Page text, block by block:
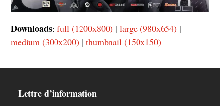
Downloads:full (1200x800) |large (980x654) |
medium (300x200) |thumbnail (150x150)
Lettre d’information